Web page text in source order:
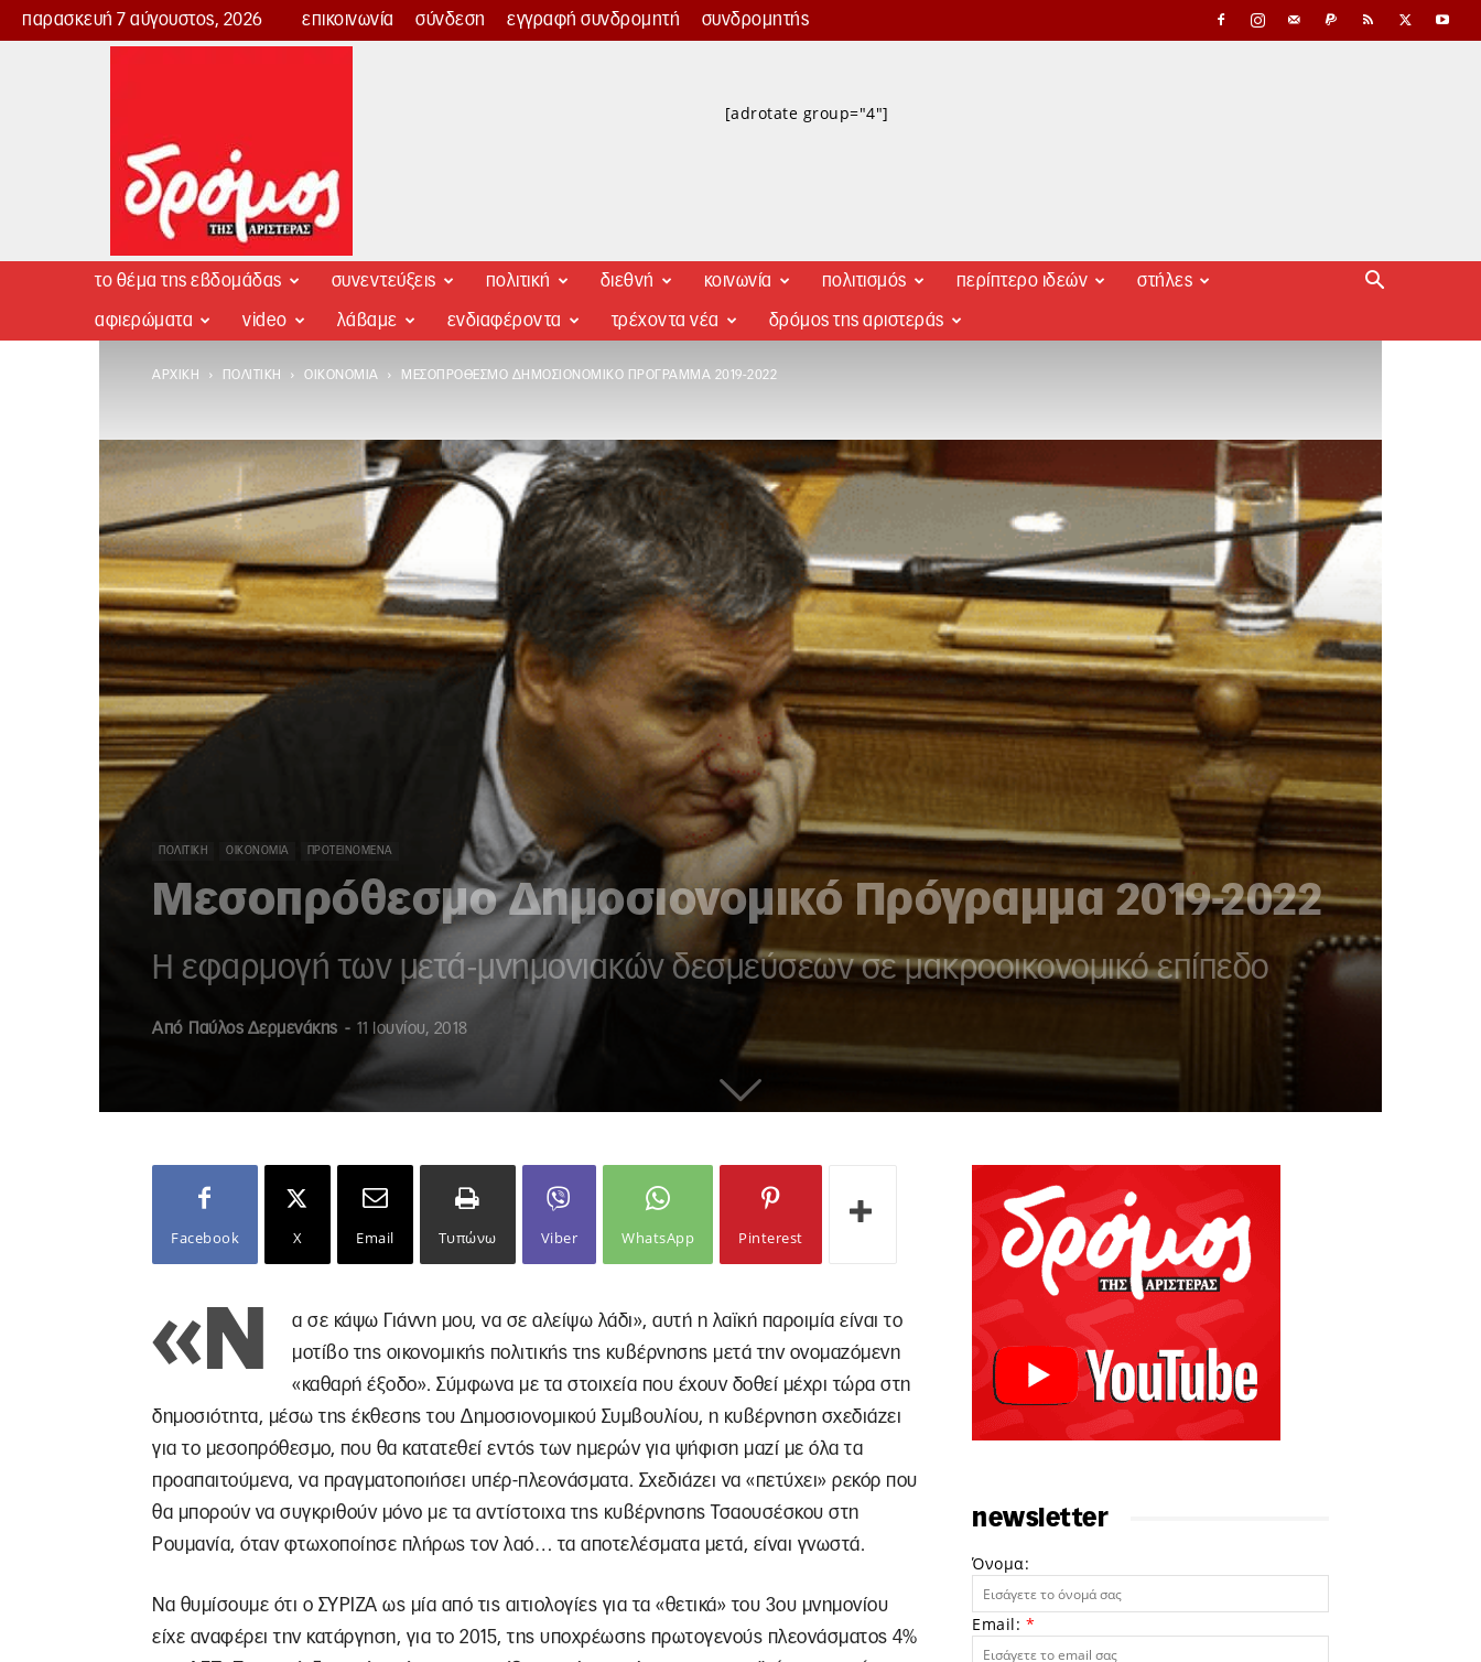
παρασκευή 7 αύγουστος, 2026 επικοινωνία σύνδεση εγγραφή συνδρομητή συνδρομητής
Δρόμος
[adrotate group="4"]
το θέμα της εβδομάδας συνεντεύξεις πολιτική διεθνή κοινωνία πολιτισμός περίπτερο ιδεών στήλες
αφιερώματα video λάβαμε ενδιαφέροντα τρέχοντα νέα δρόμος της αριστεράς
ΑΡΧΙΚΉ ΠΟΛΙΤΙΚΉ ΟΙΚΟΝΟΜΊΑ ΜΕΣΟΠΡΌΘΕΣΜΟ ΔΗΜΟΣΙΟΝΟΜΙΚΌ ΠΡΌΓΡΑΜΜΑ 2019-2022
ΠΟΛΙΤΙΚΉ ΟΙΚΟΝΟΜΊΑ ΠΡΟΤΕΙΝΌΜΕΝΑ
Μεσοπρόθεσμο Δημοσιονομικό Πρόγραμμα 2019-2022
Η εφαρμογή των μετά-μνημονιακών δεσμεύσεων σε μακροοικονομικό επίπεδο
Από Παύλος Δερμενάκης - 11 Ιουνίου, 2018
Facebook X Email Τυπώνω Viber WhatsApp Pinterest
«Ν
α σε κάψω Γιάννη μου, να σε αλείψω λάδι», αυτή η λαϊκή παροιμία είναι το
μοτίβο της οικονομικής πολιτικής της κυβέρνησης μετά την ονομαζόμενη
«καθαρή έξοδο». Σύμφωνα με τα στοιχεία που έχουν δοθεί μέχρι τώρα στη
δημοσιότητα, μέσω της έκθεσης του Δημοσιονομικού Συμβουλίου, η κυβέρνηση σχεδιάζει
για το μεσοπρόθεσμο, που θα κατατεθεί εντός των ημερών για ψήφιση μαζί με όλα τα
προαπαιτούμενα, να πραγματοποιήσει υπέρ-πλεονάσματα. Σχεδιάζει να «πετύχει» ρεκόρ που
θα μπορούν να συγκριθούν μόνο με τα αντίστοιχα της κυβέρνησης Τσαουσέσκου στη
Ρουμανία, όταν φτωχοποίησε πλήρως τον λαό… τα αποτελέσματα μετά, είναι γνωστά.
Να θυμίσουμε ότι ο ΣΥΡΙΖΑ ως μία από τις αιτιολογίες για τα «θετικά» του 3ου μνημονίου
είχε αναφέρει την κατάργηση, για το 2015, της υποχρέωσης πρωτογενούς πλεονάσματος 4%
newsletter
Όνομα:
Email: *